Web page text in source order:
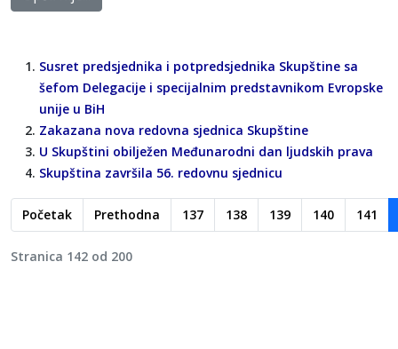
Susret predsjednika i potpredsjednika Skupštine sa
šefom Delegacije i specijalnim predstavnikom Evropske
unije u BiH
Zakazana nova redovna sjednica Skupštine
U Skupštini obilježen Međunarodni dan ljudskih prava
Skupština završila 56. redovnu sjednicu
Početak Prethodna 137 138 139 140 141
Stranica 142 od 200